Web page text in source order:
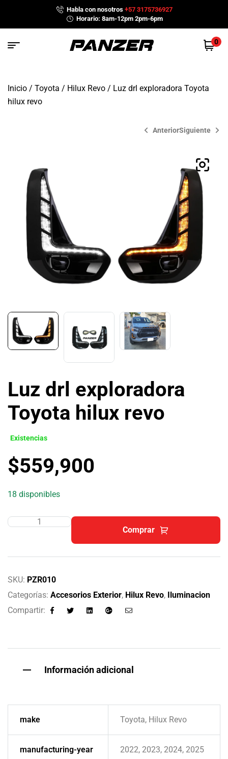
Habla con nosotros+57 3175736927
Horario: 8am-12pm 2pm-6pm
0
Inicio / Toyota / Hilux Revo / Luz drl exploradora Toyota
hilux revo
AnteriorSiguiente
Luz drl exploradora
Toyota hilux revo
Existencias
$559,900
18 disponibles
Comprar
SKU: PZR010
Categorías: Accesorios Exterior, Hilux Revo, Iluminacion
Compartir:
Información adicional
make Toyota, Hilux Revo
manufacturing-year 2022, 2023, 2024, 2025